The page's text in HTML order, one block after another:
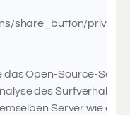
share_button/
das Open-Source-
des
Server wie